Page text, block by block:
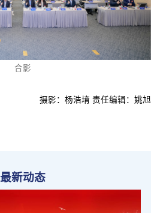
合影
摄影：杨浩堉 责任编辑：姚旭
最新动态